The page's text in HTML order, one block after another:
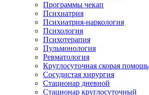
Программы чекап
Психиатрия
Психиатрия-наркология
Психология
Психотерапия
Пульмонология
Ревматология
Круглосуточная скорая помощь
Сосудистая хирургия
Стационар дневной
Стационар круглосуточный